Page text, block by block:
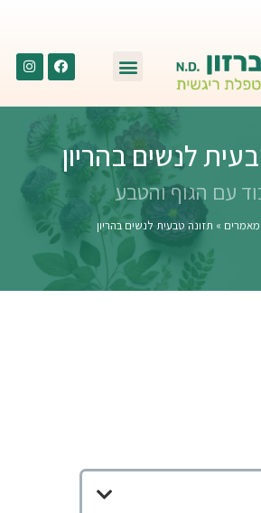
לנשים בהריון
עם הגוף והטבע
מאמרים » תזונה טבעית לנשים בהריון